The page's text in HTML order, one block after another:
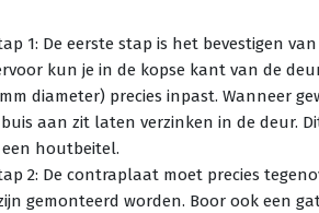
1: De eerste stap is het bevestigen
kun je in de kopse kant van de
diameter) precies inpast. Wanneer
aan zit laten verzinken in de deur.
houtbeitel.
2: De contraplaat moet precies
gemonteerd worden. Boor ook een